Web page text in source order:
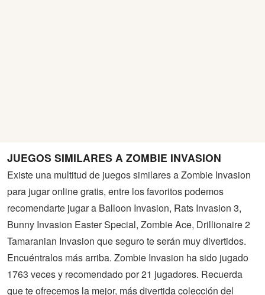
JUEGOS SIMILARES A ZOMBIE INVASION
Existe una multitud de juegos similares a Zombie Invasion
para jugar online gratis, entre los favoritos podemos
recomendarte jugar a Balloon Invasion, Rats Invasion 3,
Bunny Invasion Easter Special, Zombie Ace, Drillionaire 2
Tamaranian Invasion que seguro te serán muy divertidos.
Encuéntralos más arriba. Zombie Invasion ha sido jugado
1763 veces y recomendado por 21 jugadores. Recuerda
que te ofrecemos la mejor, más divertida colección del